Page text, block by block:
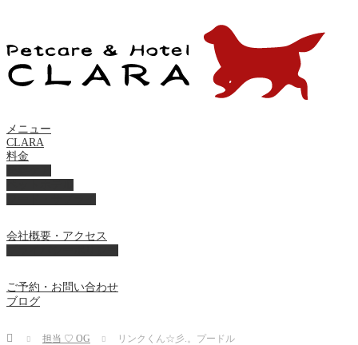
メニュー
CLARA
料金
会社概要・アクセス
ご予約・お問い合わせ
ブログ
Home 担当 ♡ OG リンクくん☆彡.。プードル